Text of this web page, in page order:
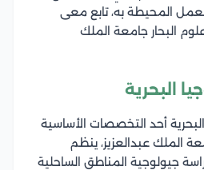
المحيطة به، تابع معى
البحار جامعة الملك
البحرية
أحد التخصصات الأساسية
الملك عبدالعزيز، ينظم
جيولوجية المناطق الساحلية